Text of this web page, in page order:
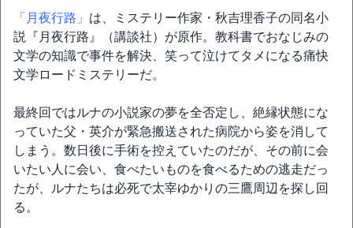
「月夜行路」 は、ミステリー作家・秋吉理香子の同名小
説『月夜行路』（講談社）が原作。教科書でおなじみの
文学の知識で事件を解決、笑って泣けてタメになる痛快
文学ロードミステリーだ。
最終回ではルナの小説家の夢を全否定し、絶縁状態にな
っていた父・英介が緊急搬送された病院から姿を消して
しまう。数日後に手術を控えていたのだが、その前に会
いたい人に会い、食べたいものを食べるための逃走だっ
たが、ルナたちは必死で太宰ゆかりの三鷹周辺を探し回
る。